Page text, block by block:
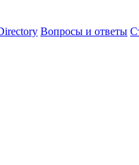
Вопросы и ответы